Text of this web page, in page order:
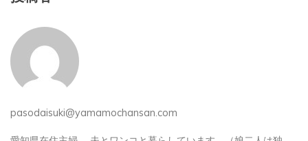
pasodaisuki@yamamochansan.com
愛知県在住主婦。 夫とワンコと暮らしています。（娘二人は独